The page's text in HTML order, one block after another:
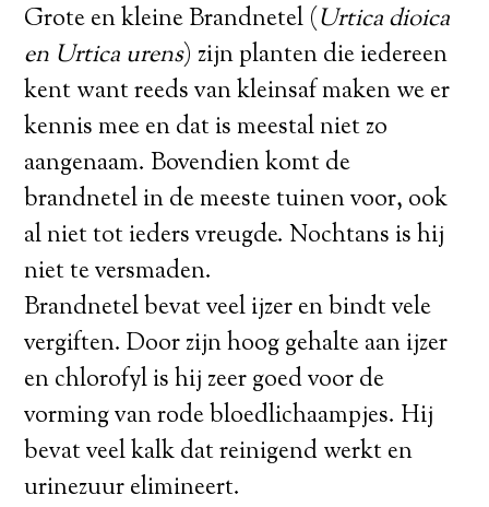
Grote en kleine Brandnetel (Urtica dioica
en Urtica urens) zijn planten die iedereen
kent want reeds van kleinsaf maken we er
kennis mee en dat is meestal niet zo
aangenaam. Bovendien komt de
brandnetel in de meeste tuinen voor, ook
al niet tot ieders vreugde. Nochtans is hij
niet te versmaden.
Brandnetel bevat veel ijzer en bindt vele
vergiften. Door zijn hoog gehalte aan ijzer
en chlorofyl is hij zeer goed voor de
vorming van rode bloedlichaampjes. Hij
bevat veel kalk dat reinigend werkt en
urinezuur elimineert.